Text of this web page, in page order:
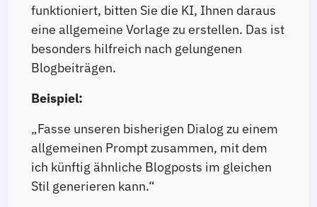
funktioniert, bitten Sie die KI, Ihnen daraus
eine allgemeine Vorlage zu erstellen. Das ist
besonders hilfreich nach gelungenen
Blogbeiträgen.
Beispiel:
„Fasse unseren bisherigen Dialog zu einem
allgemeinen Prompt zusammen, mit dem
ich künftig ähnliche Blogposts im gleichen
Stil generieren kann.“